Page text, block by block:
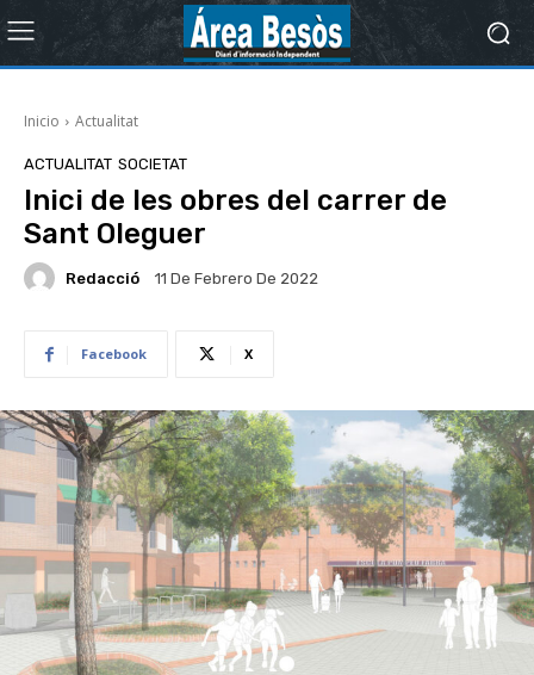
Inicio Actualitat
ACTUALITAT SOCIETAT
Inici de les obres del carrer de
Sant Oleguer
Redacció 11 De Febrero De 2022
Facebook X